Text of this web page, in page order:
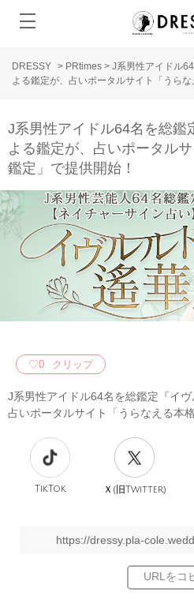
DRESSY > PRtimes > J系男性アイドル
よる鑑定が、占いポータルサイト「うら
J系男性アイドル64名を総鑑
よる鑑定が、占いポータル
鑑定」で提供開始！
♡0 クリップ
J系男性アイドル64名を総鑑定『イヴ
占いポータルサイト「うらなえる本
TikTok Ｘ(旧Twitter)
https://dressy.pla-